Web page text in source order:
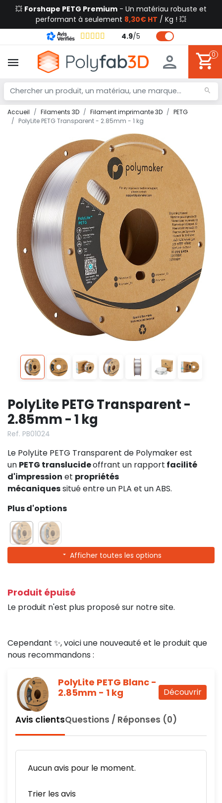
💥 Forshape PETG Premium - Un matériau robuste et
performant à seulement 8,30€ HT / Kg ! 💥
4.9/5
0
Accueil Filaments 3D Filament imprimante 3D
PETG
PolyLite PETG Transparent - 2.85mm - 1 kg
PolyLite PETG Transparent -
2.85mm - 1 kg
Ref. PB01024
Le PolyLite PETG Transparent de Polymaker est
un PETG translucideoffrant un rapport facilité
d'impression et propriétés
mécaniquessitué entre un PLA et un ABS.
Plus d'options
Afficher toutes les options
Produit épuisé
Le produit n'est plus proposé sur notre site.
Cependant ✨, voici une nouveauté et le produit que
nous recommandons :
Découvrir
PolyLite PETG Blanc -
2.85mm - 1 kg
Avis clientsQuestions / Réponses (0)
Aucun avis pour le moment.
Trier les avis